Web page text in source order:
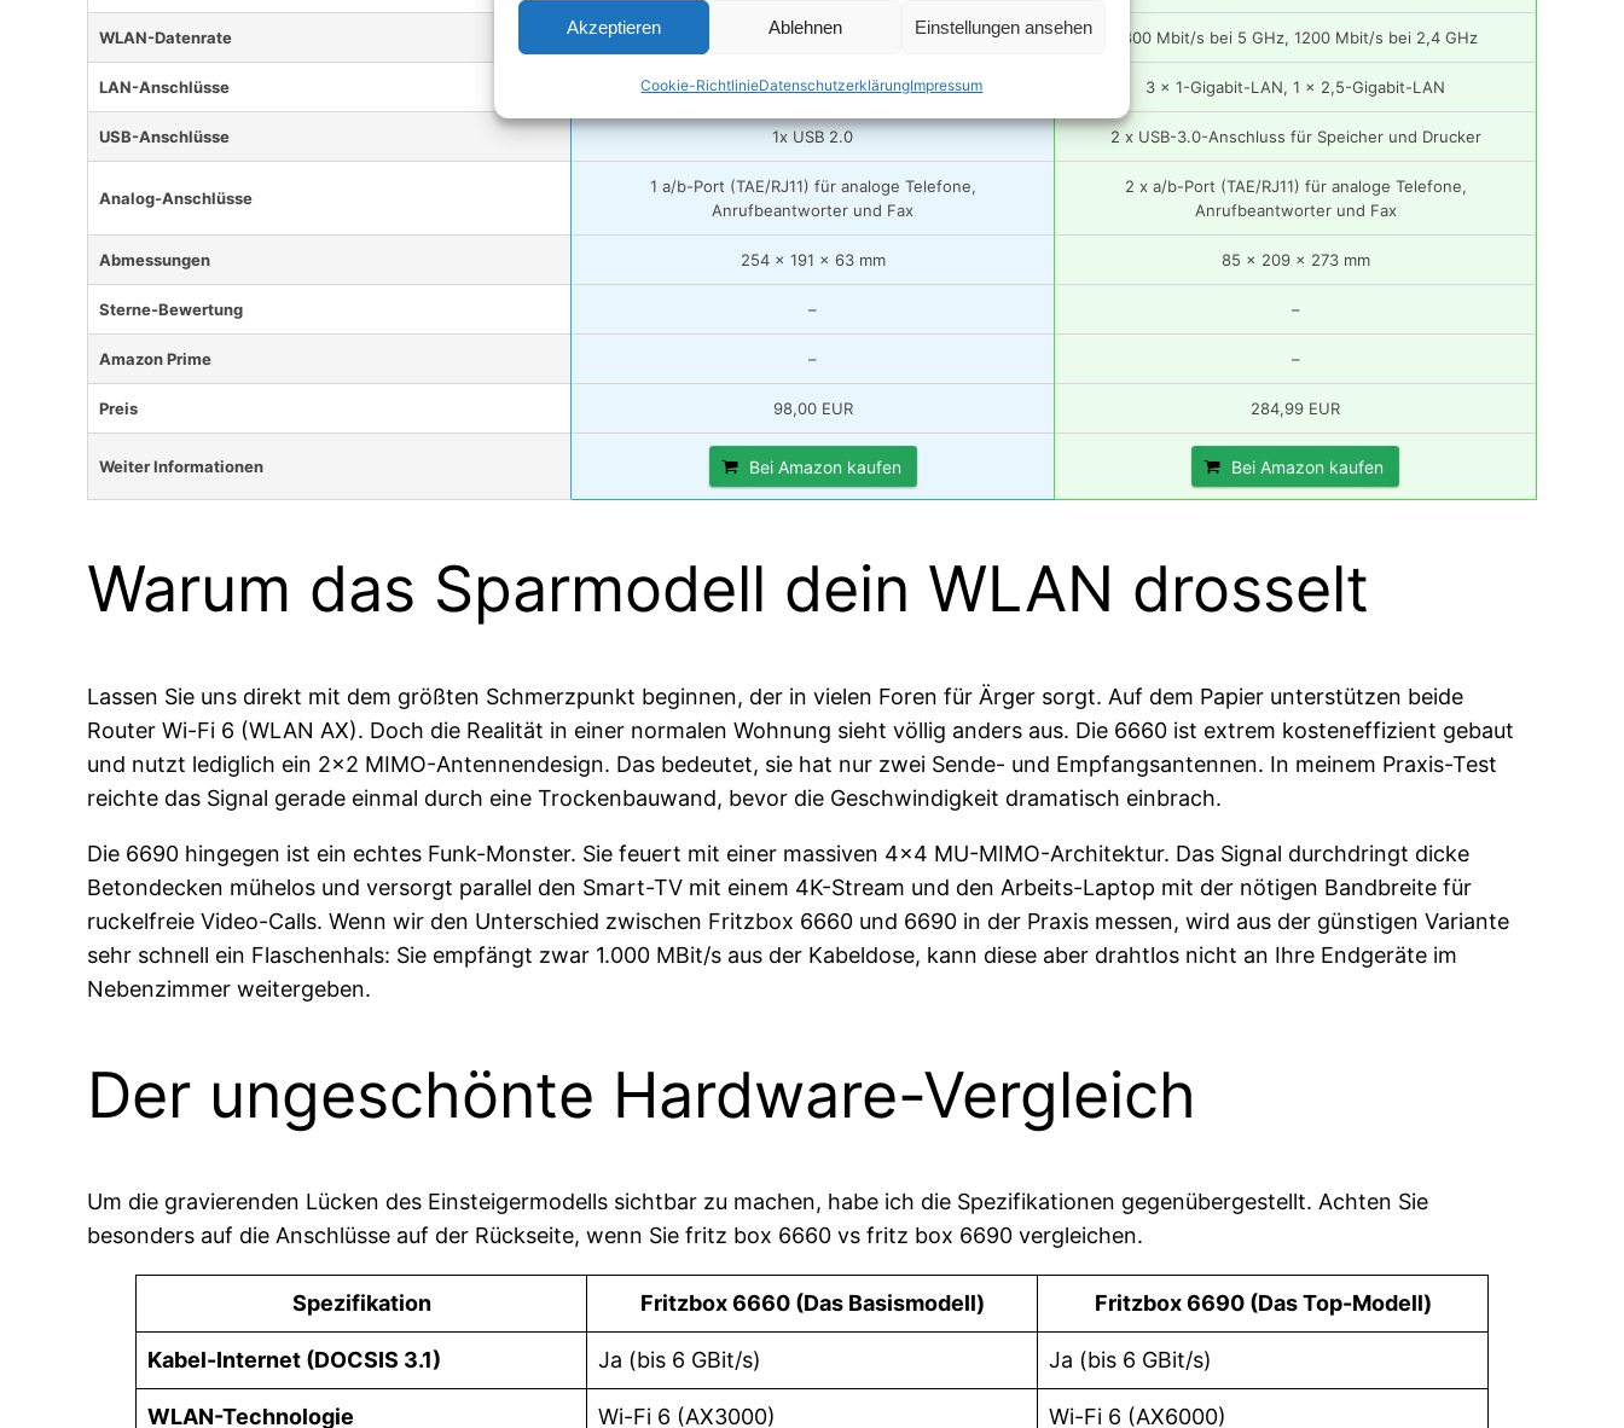
Akzeptieren Ablehnen Einstellungen ansehen
Cookie-RichtlinieDatenschutzerklärungImpressum
WLAN-Datenrate 2400 Mbit/s bei 5 GHz, 600 Mbit/s bei 2,4 GHz 4800 Mbit/s bei 5 GHz, 1200 Mbit/s bei 2,4 GHz
LAN-Anschlüsse 4 x 1-Gigabit-LAN, 1 x 2,5-Gigabit-LAN 3 x 1-Gigabit-LAN, 1 x 2,5-Gigabit-LAN
USB-Anschlüsse 1x USB 2.0 2 x USB-3.0-Anschluss für Speicher und Drucker
Analog-Anschlüsse
1 a/b-Port (TAE/RJ11) für analoge Telefone,
Anrufbeantworter und Fax
2 x a/b-Port (TAE/RJ11) für analoge Telefone,
Anrufbeantworter und Fax
Abmessungen 254 x 191 x 63 mm 85 x 209 x 273 mm
Sterne-Bewertung – –
Amazon Prime – –
Preis 98,00 EUR 284,99 EUR
Weiter Informationen Bei Amazon kaufen Bei Amazon kaufen
Warum das Sparmodell dein WLAN drosselt
Lassen Sie uns direkt mit dem größten Schmerzpunkt beginnen, der in vielen Foren für Ärger sorgt. Auf dem Papier unterstützen beide
Router Wi-Fi 6 (WLAN AX). Doch die Realität in einer normalen Wohnung sieht völlig anders aus. Die 6660 ist extrem kosteneffizient gebaut
und nutzt lediglich ein 2×2 MIMO-Antennendesign. Das bedeutet, sie hat nur zwei Sende- und Empfangsantennen. In meinem Praxis-Test
reichte das Signal gerade einmal durch eine Trockenbauwand, bevor die Geschwindigkeit dramatisch einbrach.
Die 6690 hingegen ist ein echtes Funk-Monster. Sie feuert mit einer massiven 4×4 MU-MIMO-Architektur. Das Signal durchdringt dicke
Betondecken mühelos und versorgt parallel den Smart-TV mit einem 4K-Stream und den Arbeits-Laptop mit der nötigen Bandbreite für
ruckelfreie Video-Calls. Wenn wir den Unterschied zwischen Fritzbox 6660 und 6690 in der Praxis messen, wird aus der günstigen Variante
sehr schnell ein Flaschenhals: Sie empfängt zwar 1.000 MBit/s aus der Kabeldose, kann diese aber drahtlos nicht an Ihre Endgeräte im
Nebenzimmer weitergeben.
Der ungeschönte Hardware-Vergleich
Um die gravierenden Lücken des Einsteigermodells sichtbar zu machen, habe ich die Spezifikationen gegenübergestellt. Achten Sie
besonders auf die Anschlüsse auf der Rückseite, wenn Sie fritz box 6660 vs fritz box 6690 vergleichen.
Spezifikation Fritzbox 6660 (Das Basismodell) Fritzbox 6690 (Das Top-Modell)
Kabel-Internet (DOCSIS 3.1) Ja (bis 6 GBit/s) Ja (bis 6 GBit/s)
WLAN-Technologie Wi-Fi 6 (AX3000) Wi-Fi 6 (AX6000)